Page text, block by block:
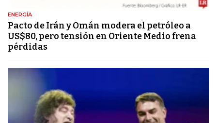
ENERGÍA
Pacto de Irán y Omán modera el petróleo a
US$80, pero tensión en Oriente Medio frena
pérdidas